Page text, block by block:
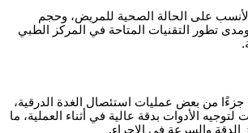
الأنسب على الحالة الصحية للمريض، وحجم
ومدى تطور التقنيات المتاحة في المركز الطبي
جزءًا من بعض عمليات استئصال الغدة الدرقية،
لتوجيه الأدوات بدقة عالية في أثناء العملية، ما
والسرعة في الإجراء.